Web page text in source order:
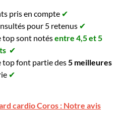
pris en compte ✔
pour 5 retenus ✔
top sont notésentre 4,5 et 5
✔
top font partie des5 meilleures
✔
cardio Coros : Notre avis